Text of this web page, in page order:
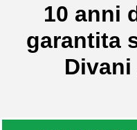
10 anni
garantita